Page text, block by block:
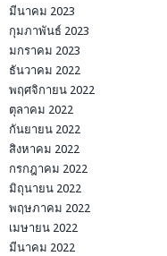
มีนาคม 2023
กุมภาพันธ์ 2023
มกราคม 2023
ธันวาคม 2022
พฤศจิกายน 2022
ตุลาคม 2022
กันยายน 2022
สิงหาคม 2022
กรกฎาคม 2022
มิถุนายน 2022
พฤษภาคม 2022
เมษายน 2022
มีนาคม 2022